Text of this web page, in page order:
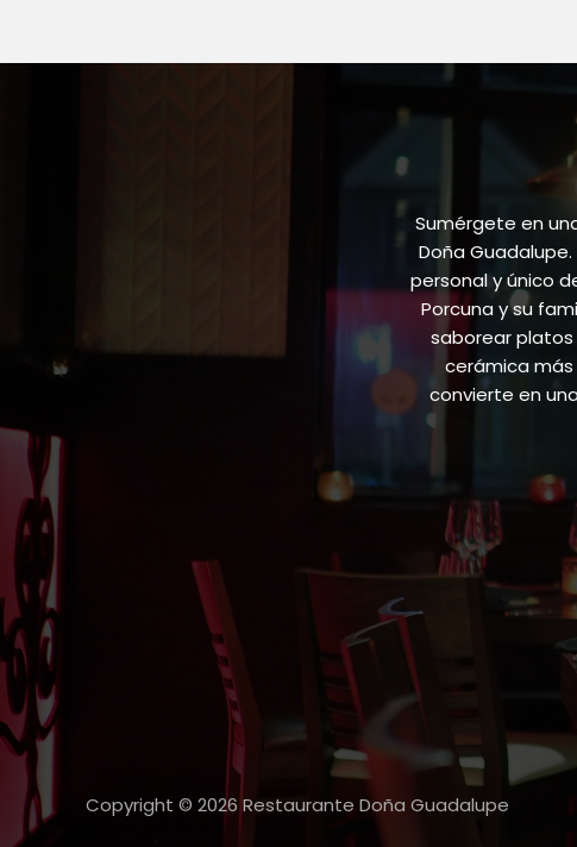
Sumérgete en
Doña
personal y único
Porcuna y su
saborear
cerámica más
convierte en
Copyright © 2026 Restaurante Doña Guadalupe